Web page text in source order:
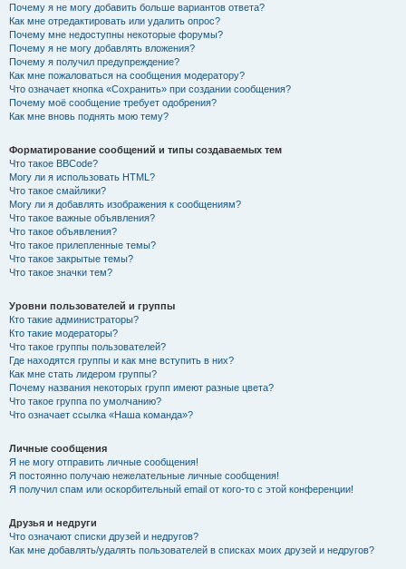
Почему я не могу добавить больше вариантов ответа?
Как мне отредактировать или удалить опрос?
Почему мне недоступны некоторые форумы?
Почему я не могу добавлять вложения?
Почему я получил предупреждение?
Как мне пожаловаться на сообщения модератору?
Что означает кнопка «Сохранить» при создании сообщения?
Почему моё сообщение требует одобрения?
Как мне вновь поднять мою тему?
Форматирование сообщений и типы создаваемых тем
Что такое BBCode?
Могу ли я использовать HTML?
Что такое смайлики?
Могу ли я добавлять изображения к сообщениям?
Что такое важные объявления?
Что такое объявления?
Что такое прилепленные темы?
Что такое закрытые темы?
Что такое значки тем?
Уровни пользователей и группы
Кто такие администраторы?
Кто такие модераторы?
Что такое группы пользователей?
Где находятся группы и как мне вступить в них?
Как мне стать лидером группы?
Почему названия некоторых групп имеют разные цвета?
Что такое группа по умолчанию?
Что означает ссылка «Наша команда»?
Личные сообщения
Я не могу отправить личные сообщения!
Я постоянно получаю нежелательные личные сообщения!
Я получил спам или оскорбительный email от кого-то с этой конференции!
Друзья и недруги
Что означают списки друзей и недругов?
Как мне добавлять/удалять пользователей в списках моих друзей и недругов?